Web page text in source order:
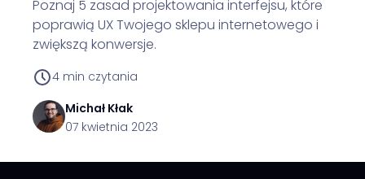
klientów
Poznaj 5 zasad projektowania interfejsu, które
poprawią UX Twojego sklepu internetowego i
zwiększą konwersje.
4 min czytania
Michał Kłak
07 kwietnia 2023